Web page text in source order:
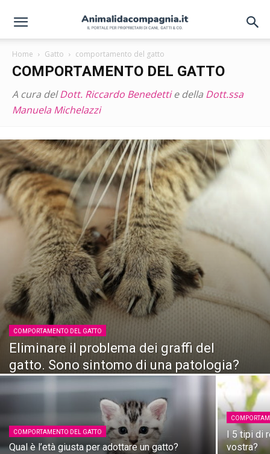
Home Gatto comportamento del gatto
COMPORTAMENTO DEL GATTO
A cura delDott. Riccardo Benedettie della Dott.ssa
Manuela Michelazzi
COMPORTAMENTO DEL GATTO
Eliminare il problema dei graffi del
gatto. Sono sintomo di una patologia?
COMPORTAMENTO DEL GATTO
Qual è l’età giusta per adottare un gatto?
I 5 tipi di
vostra?